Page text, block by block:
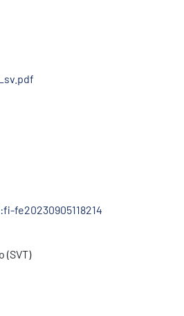
fe20230905118214
(SVT)